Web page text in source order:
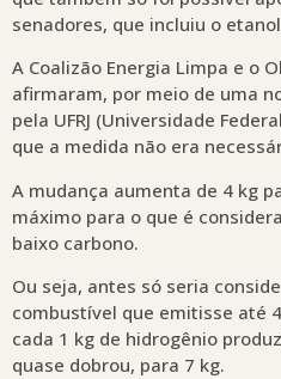
senadores, que incluiu o
A Coalizão Energia Limpa e o
afirmaram, por meio de uma
pela UFRJ (Universidade
que a medida não era
A mudança aumenta de 4 kg
máximo para o que é
baixo carbono.
Ou seja, antes só seria
combustível que emitisse até
cada 1 kg de hidrogênio
quase dobrou, para 7 kg.